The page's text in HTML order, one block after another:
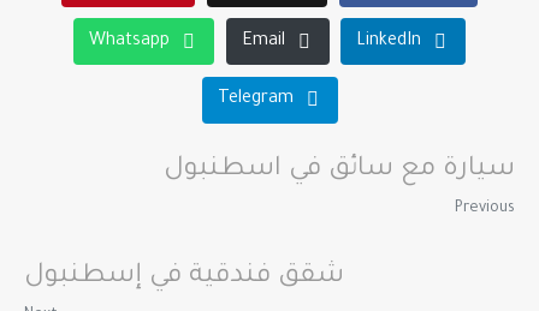
LinkedIn
Email
Whatsapp
Telegram
سيارة مع سائق في اسطنبول
Previous
شقق فندقية في إسطنبول